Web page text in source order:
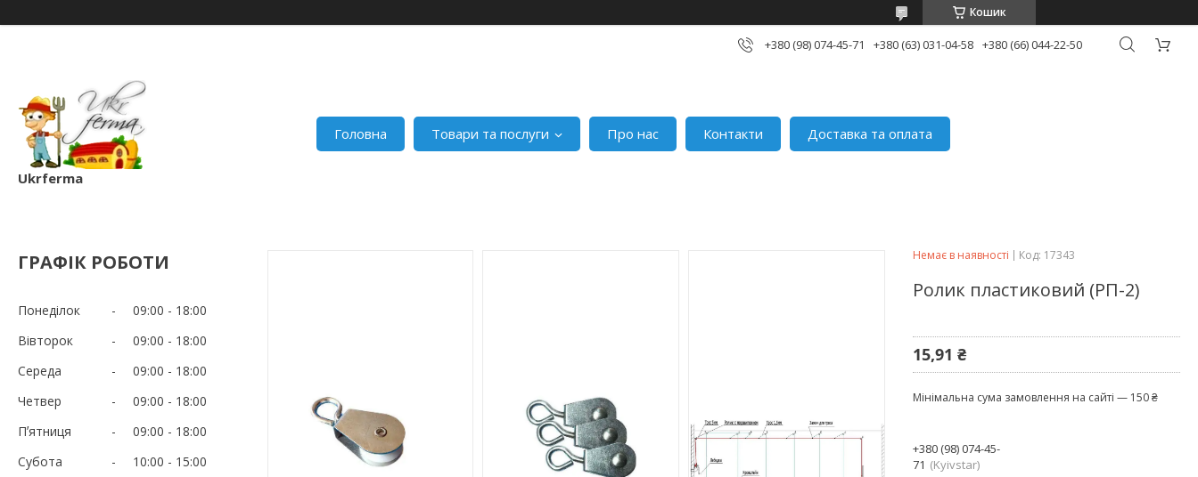
Кошик
+380 (98) 074-45-71 +380 (63) 031-04-58 +380 (66) 044-22-50
Ukrferma
Головна Товари та послуги Про нас Контакти Доставка та оплата
ГРАФІК РОБОТИ
Понеділок 09:00
18:00
Вівторок
09:00
18:00
Середа
09:00
18:00
Четвер
09:00
18:00
Пʼятниця
09:00
18:00
Субота
10:00
15:00
Немає в наявності Код: 17343
Ролик пластиковий (РП-2)
15,91 ₴
Мінімальна сума замовлення на сайті — 150 ₴
+380 (98) 074-45-
71
Kyivstar